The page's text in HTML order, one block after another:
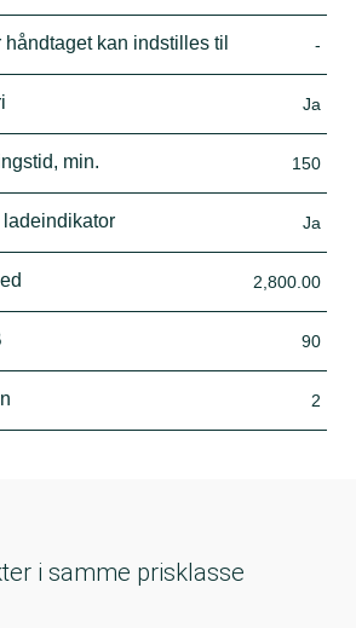
kan indstilles til -
Ja
min. 150
ladeindikator Ja
2,800.00
90
2
i samme prisklasse